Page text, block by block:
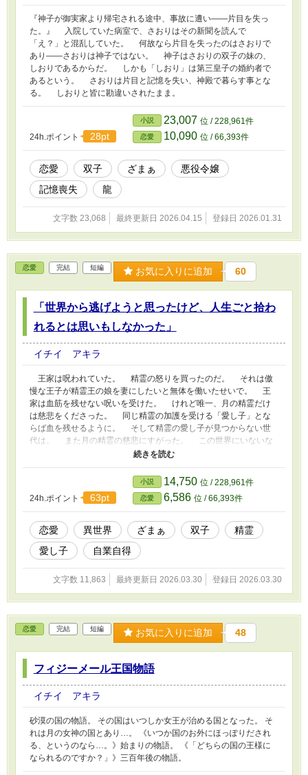
『神子が御実家より帰宅される途中、事故に遭い――片目を失っ
た。』 入院していた病室で、さおりはその新聞を読んで
「え？」と混乱していた。 何故なら片目を失ったのはさおりで
あり――さおりは神子ではない。 神子はさおりの双子の妹の、
しおりであるからだ。 しかも「しおり」は第三皇子の婚約者で
あるという。 さおりは片目と記憶を失い、神殿で暮らす事とな
る。 しおりと皆に勘違いされたまま。
24h.ポイント 28pt
小説 23,007 位 / 228,961件
恋愛 10,090 位 / 66,393件
恋愛 双子 ざまぁ
悪役令嬢
記憶喪失
龍
文字数 23,068 最終更新日 2026.04.15 登録日 2026.01.31
恋愛 完結 短編 お気に入りに追加 60
「世界から逃げようと思ったけど、人生ごと拾わ
れるとは思いもしなかった」
イチイ アキラ
王家は呪われていた。 精霊の怒りを買ったのだ。 それは傲
慢な王子が精霊王の娘を妻にしたいと無体を働いたせいで。 王
家は血筋を残せない呪いを受けた。 けれど唯一、月の精霊だけ
は慈悲をくださった。 同じ精霊の加護を受ける「愛し子」とな
らば血を残せるように。 そして精霊の愛し子が見つからない世
代は。 また月の精霊の慈悲にすがった。 この世界にいないな
ら別の世界から――せめて同じように精霊に愛されながらも、哀れ
な存在を、不遇な立場にあるものをこの世界に招くことにした。
優しい月の精霊は、せめて不幸な子を助けるためならと、その世
界越しの誘拐を許された。 そうした今回の愛し子は――……。
24h.ポイント
63pt
小説 14,750 位 / 228,961件
恋愛 6,586 位 / 66,393件
恋愛 異世界 ざまぁ 双子
精霊
愛し子
自業自得
文字数 11,863 最終更新日 2026.03.30 登録日 2026.03.30
恋愛 完結 短編 お気に入りに追加 48
フィジーメール王国物語
イチイ アキラ
砂漠の国の物語。 その国はいつしか女王が治める国となった。 そ
れは月の女神の国とあり…。 《いつか国のお外にほっぽりだされ
る、というのなら…。》始まりの物語。 《「どちらの国の王様に
なられるのですか？」》三百年後の物語。